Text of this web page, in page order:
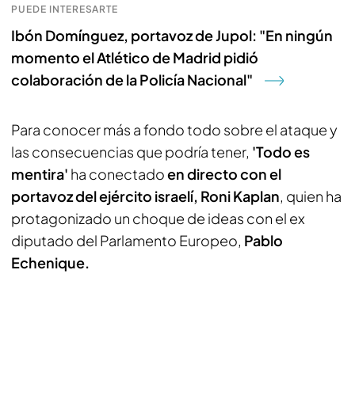
PUEDE INTERESARTE
Ibón Domínguez, portavoz de Jupol: "En ningún
momento el Atlético de Madrid pidió
colaboración de la Policía Nacional"
Para conocer más a fondo todo sobre el ataque y
las consecuencias que podría tener, 'Todo es
mentira' ha conectadoen directo con el
portavoz del ejército israelí, Roni Kaplan, quien ha
protagonizado un choque de ideas con el ex
diputado del Parlamento Europeo, Pablo
Echenique.